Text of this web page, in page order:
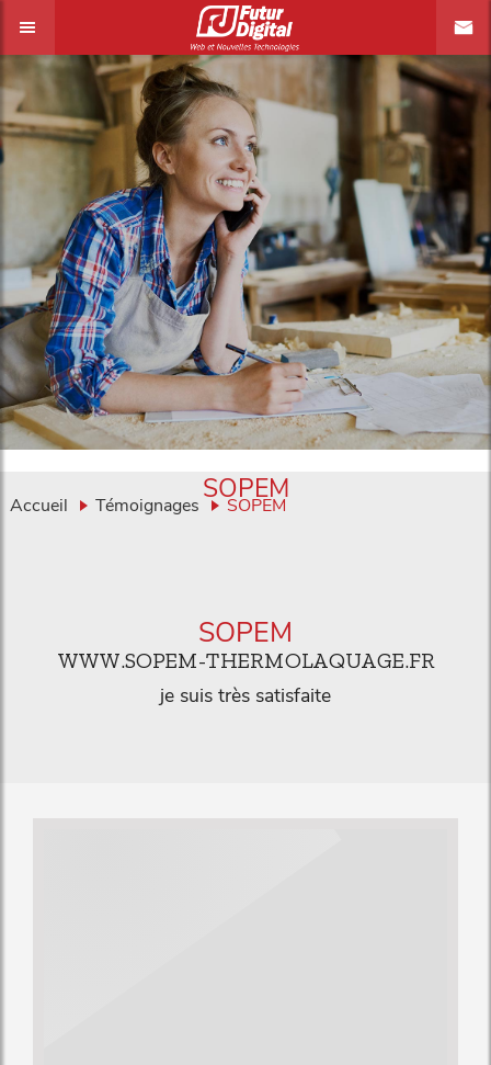
Accueil Témoignages SOPEM
SOPEM
SOPEM
WWW.SOPEM-THERMOLAQUAGE.FR
je suis très satisfaite